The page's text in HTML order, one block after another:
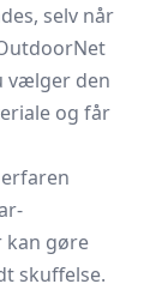
selv når
vælger den
og får
kan gøre
skuffelse.